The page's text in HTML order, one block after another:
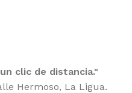
clic de distancia."
Hermoso, La Ligua.